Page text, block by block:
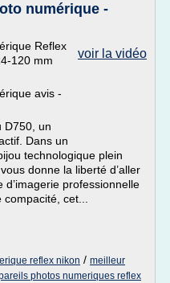
numérique -
voir la vidéo
Reflex
120 mm
avis -
D750, un
Dans un
technologique plein
donne la liberté d’aller
d’imagerie professionnelle
cet...
reflex nikon / meilleur
photos numeriques reflex